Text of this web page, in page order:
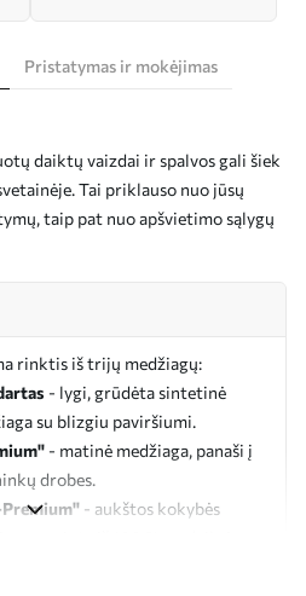
Pristatymas ir mokėjimas
daiktų vaizdai ir spalvos gali šiek
Tai priklauso nuo jūsų
taip pat nuo apšvietimo sąlygų
rinktis iš trijų medžiagų:
- lygi, grūdėta sintetinė
su blizgiu paviršiumi.
- matinė medžiaga, panaši į
drobes.
- aukštos kokybės